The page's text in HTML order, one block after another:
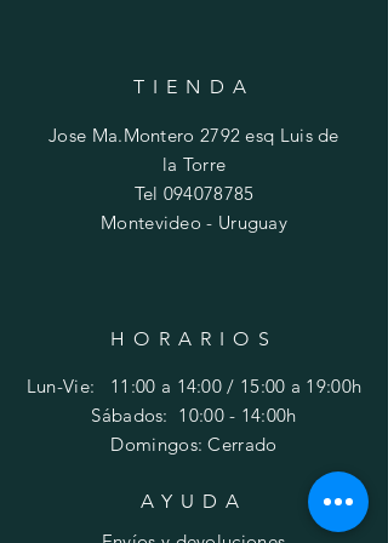
TIENDA
Jose Ma.Montero 2792 esq Luis de
la Torre
Tel 094078785
Montevideo - Uruguay
HORARIOS
Lun-Vie: 11:00 a 14:00 / 15:00 a 19:00h
​​Sábados: 10:00 - 14:00h
Domingos: Cerrado
AYUDA